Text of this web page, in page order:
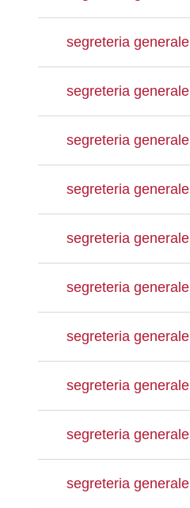
segreteria generale
segreteria generale
segreteria generale
segreteria generale
segreteria generale
segreteria generale
segreteria generale
segreteria generale
segreteria generale
segreteria generale